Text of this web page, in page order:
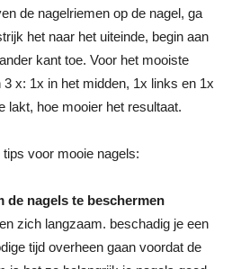
de nagelriemen op de nagel, ga
het naar het uiteinde, begin aan
kant toe. Voor het mooiste
x: 1x in het midden, 1x links en 1x
lakt, hoe mooier het resultaat.
voor mooie nagels:
de nagels te beschermen
zich langzaam. beschadig je een
tijd overheen gaan voordat de